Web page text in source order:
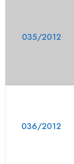
035/2012
036/2012